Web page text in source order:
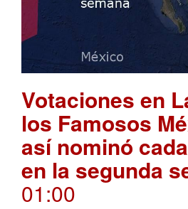
Votaciones en
los Famosos
así nominó
en la segunda
01:00